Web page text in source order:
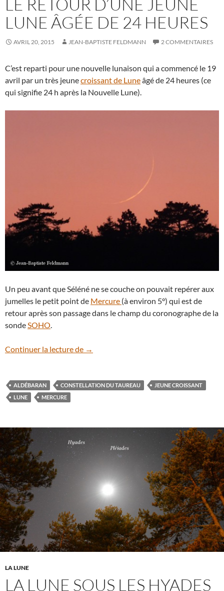
LE RETOUR D’UNE JEUNE
LUNE ÂGÉE DE 24 HEURES
AVRIL 20, 2015 JEAN-BAPTISTE FELDMANN 2 COMMENTAIRES
C’est reparti pour une nouvelle lunaison qui a commencé le 19
avril par un très jeunecroissant de Luneâgé de 24 heures (ce
qui signifie 24 h après la Nouvelle Lune).
Un peu avant que Séléné ne se couche on pouvait repérer aux
jumelles le petit point de Mercure (à environ 5°) qui est de
retour après son passage dans le champ du coronographe de la
sonde SOHO
Continuer la lecture de Le retour d’une jeune Lune âgée de 24
→
ALDÉBARAN CONSTELLATION DU TAUREAU
JEUNE CROISSANT
LUNE
MERCURE
LA LUNE
LA LUNE SOUS LES HYADES